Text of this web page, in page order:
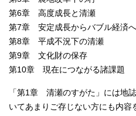
第6章 高度成長と清瀬
第7章 安定成長からバブル経済へ
第8章 平成不況下の清瀬
第9章 文化財の保存
第10章 現在につながる諸課題
「第1章 清瀬のすがた」には地
いてあまりご存じない方にも内容